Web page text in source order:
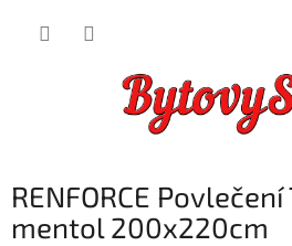
RENFORCE
mentol 200x220cm